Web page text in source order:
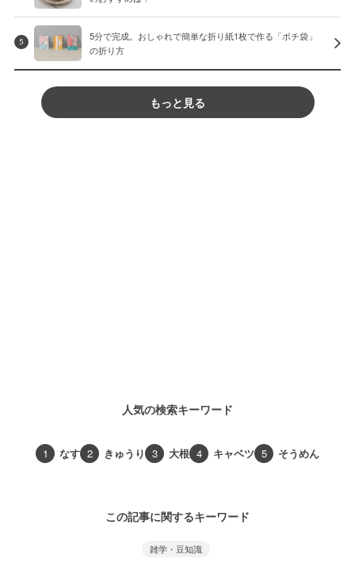
5
5分で完成。おしゃれで簡単な折り紙1枚で作る「ポチ袋」
の折り方
もっと見る
人気の検索キーワード
1 なす 2 きゅうり 3 大根 4 キャベツ 5 そうめん
この記事に関するキーワード
雑学・豆知識